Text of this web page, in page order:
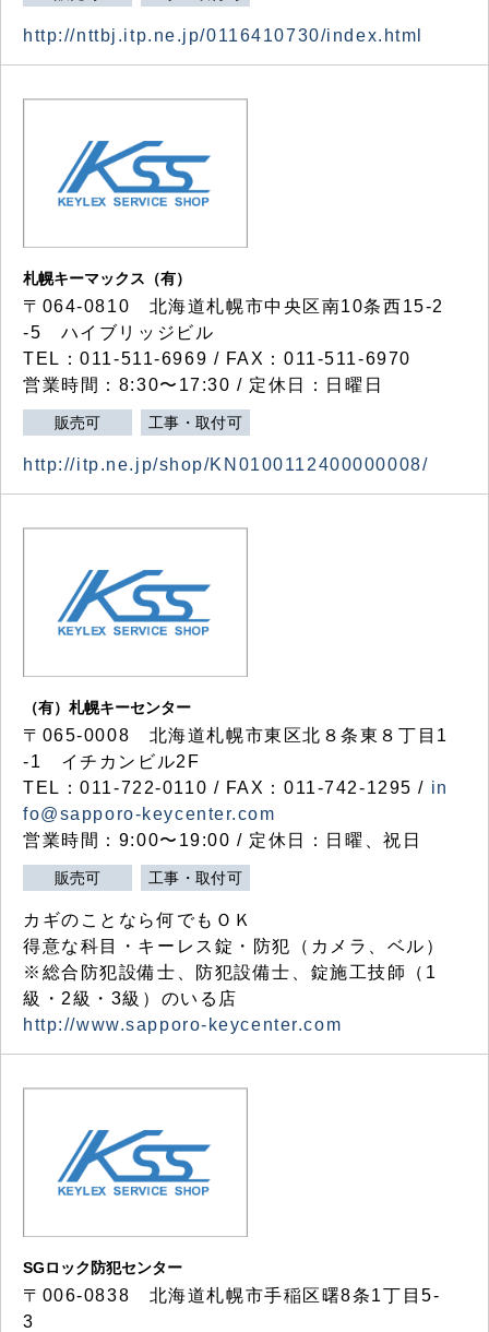
http://nttbj.itp.ne.jp/0116410730/index.html
札幌キーマックス（有）
〒064-0810 北海道札幌市中央区南10条西15-2
-5 ハイブリッジビル
TEL：011-511-6969 / FAX：011-511-6970
営業時間：8:30〜17:30 / 定休日：日曜日
販売可 工事・取付可
http://itp.ne.jp/shop/KN0100112400000008/
（有）札幌キーセンター
〒065-0008 北海道札幌市東区北８条東８丁目1
-1 イチカンビル2F
TEL：011-722-0110 / FAX：011-742-1295 / in
fo@sapporo-keycenter.com
営業時間：9:00〜19:00 / 定休日：日曜、祝日
販売可 工事・取付可
カギのことなら何でもＯＫ
得意な科目・キーレス錠・防犯（カメラ、ベル）
※総合防犯設備士、防犯設備士、錠施工技師（1
級・2級・3級）のいる店
http://www.sapporo-keycenter.com
SGロック防犯センター
〒006-0838 北海道札幌市手稲区曙8条1丁目5-
3